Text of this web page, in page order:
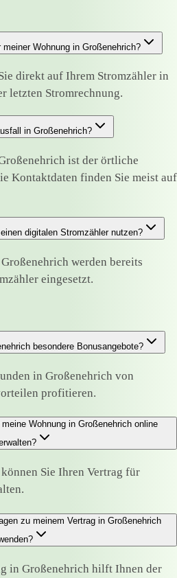
Wohnung in Großenehrich?
direkt auf Ihrem Stromzähler in
letzten Stromrechnung.
in Großenehrich?
ist der örtliche
Kontaktdaten finden Sie meist auf
digitalen Stromzähler nutzen?
werden bereits
eingesetzt.
besondere Bonusangebote?
in Großenehrich von
profitieren.
Wohnung in Großenehrich online
Sie Ihren Vertrag für
zu meinem Vertrag in Großenehrich
in Großenehrich hilft Ihnen der